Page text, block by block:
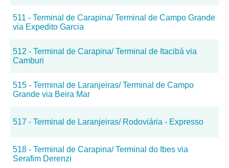
511 - Terminal de Carapina/ Terminal de Campo Grande
via Expedito Garcia
512 - Terminal de Carapina/ Terminal de Itacibá via
Camburi
515 - Terminal de Laranjeiras/ Terminal de Campo
Grande via Beira Mar
517 - Terminal de Laranjeiras/ Rodoviária - Expresso
518 - Terminal de Carapina/ Terminal do Ibes via
Serafim Derenzi